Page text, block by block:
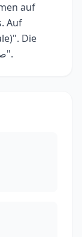
auf
Auf
Die
arabische Übersetzung lautet „صحفي".